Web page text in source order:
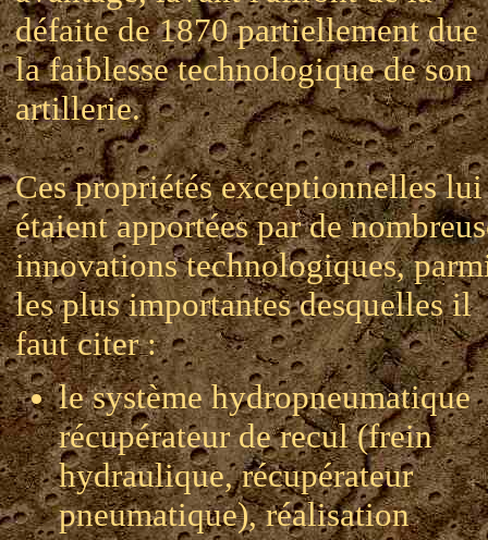
défaite de 1870 partiellement due
la faiblesse technologique de son
artillerie.
Ces propriétés exceptionnelles lui
étaient apportées par de
innovations technologiques,
les plus importantes desquelles il
faut citer :
le système hydropneumatique
récupérateur de recul (frein
hydraulique, récupérateur
pneumatique), réalisation